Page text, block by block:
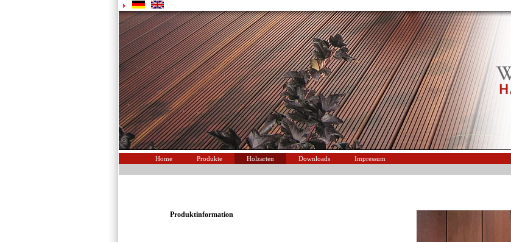
Home Produkte Holzarten Downloads Impressum
Produktinformation